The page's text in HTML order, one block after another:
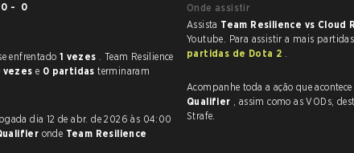
0 - 0
Team Resilience e Cloud Rising haviam se enfrentado 1 vezes . Team Resilience
vezes e 0 partidasterminaram
onde Team Resilience
Onde assistir
Assista Team Resilience vs Cloud
Youtube. Para assistir a mais
partidas de Dota 2 .
Acompanhe toda a ação que acontece
Qualifier , assim como as VODs, destaques e transmissões ao vivo, tudo na
Strafe.